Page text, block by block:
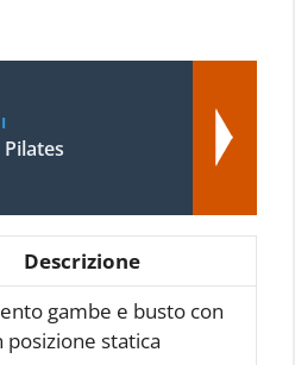
Pilates
Descrizione
gambe e busto con
posizione statica